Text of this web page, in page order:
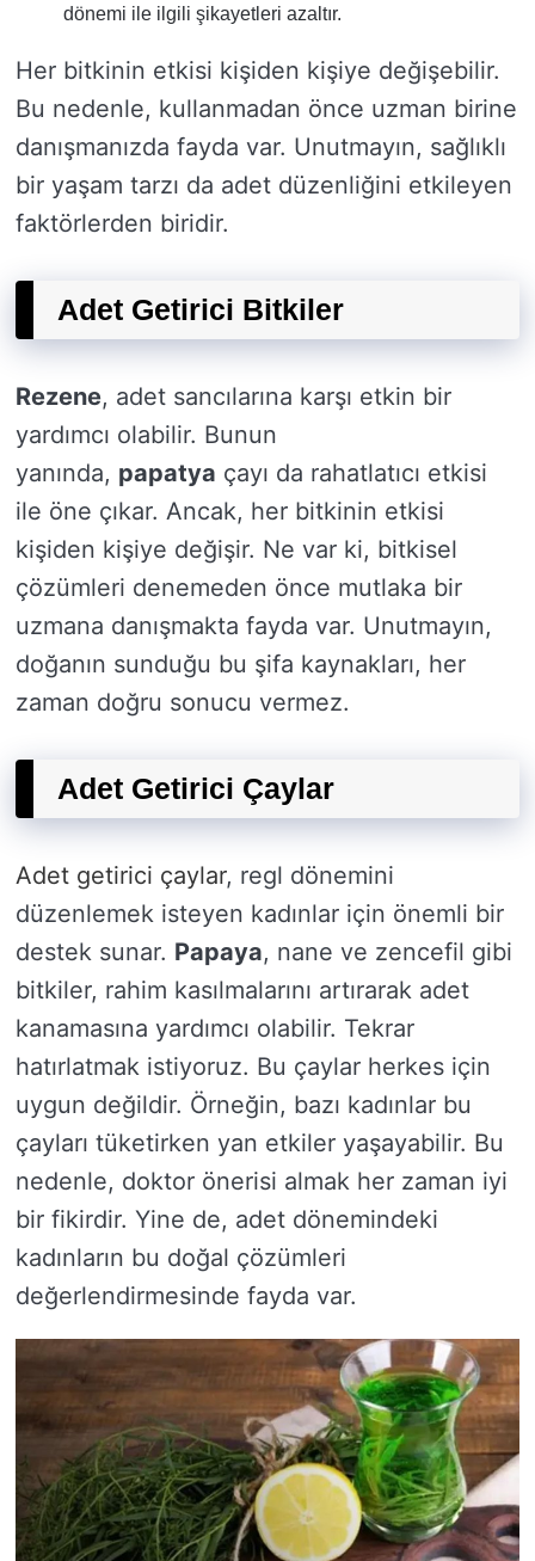
dönemi ile ilgili şikayetleri azaltır.
Her bitkinin etkisi kişiden kişiye değişebilir.
Bu nedenle, kullanmadan önce uzman birine
danışmanızda fayda var. Unutmayın, sağlıklı
bir yaşam tarzı da adet düzenliğini etkileyen
faktörlerden biridir.
Adet Getirici Bitkiler
Rezene, adet sancılarına karşı etkin bir
yardımcı olabilir. Bunun
yanında, papatya çayı da rahatlatıcı etkisi
ile öne çıkar. Ancak, her bitkinin etkisi
kişiden kişiye değişir. Ne var ki, bitkisel
çözümleri denemeden önce mutlaka bir
uzmana danışmakta fayda var. Unutmayın,
doğanın sunduğu bu şifa kaynakları, her
zaman doğru sonucu vermez.
Adet Getirici Çaylar
Adet getirici çaylar, regl dönemini
düzenlemek isteyen kadınlar için önemli bir
destek sunar. Papaya, nane ve zencefil gibi
bitkiler, rahim kasılmalarını artırarak adet
kanamasına yardımcı olabilir. Tekrar
hatırlatmak istiyoruz. Bu çaylar herkes için
uygun değildir. Örneğin, bazı kadınlar bu
çayları tüketirken yan etkiler yaşayabilir. Bu
nedenle, doktor önerisi almak her zaman iyi
bir fikirdir. Yine de, adet dönemindeki
kadınların bu doğal çözümleri
değerlendirmesinde fayda var.